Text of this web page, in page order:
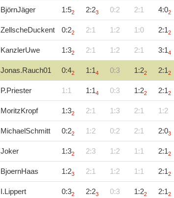
BjörnJäger 1:52 2:23 0:2 2:1 4:02
ZellscheDuckent 0:22 2:1 1:2 1:0 2:12
KanzlerUwe 1:32 2:1 1:2 2:1 3:14
Jonas.Rauch01 0:42 1:14 0:3 1:22 2:12
P.Priester 1:1 1:14 0:3 1:22 2:12
MoritzKropf 1:32 2:1 1:3 2:1 1:2
MichaelSchmitt 0:22 1:2 0:2 2:1 2:03
Joker 1:32 2:3 1:2 1:1 2:12
BjoernHaas 1:23 2:1 1:2 1:1 2:12
I.Lippert 0:32 2:23 0:3 1:22 2:12